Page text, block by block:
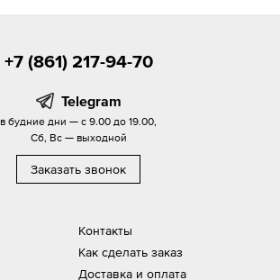
Контакты
Как сделать заказ
Доставка и оплата
+7 (861) 217-94-70
Telegram
в будние дни — с 9.00 до 19.00,
Сб, Вс — выходной
Заказать звонок